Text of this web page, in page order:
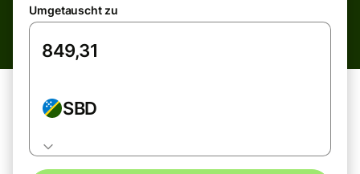
Umgetauscht zu
SBD